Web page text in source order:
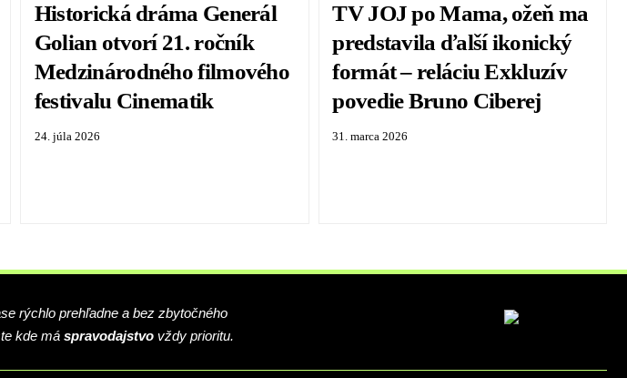
Historická dráma Generál
Golian otvorí 21. ročník
Medzinárodného filmového
festivalu Cinematik
24. júla 2026
TV JOJ po Mama, ožeň ma
predstavila ďalší ikonický
formát – reláciu Exkluzív
povedie Bruno Ciberej
31. marca 2026
rýchlo prehľadne a bez zbytočného
kde má spravodajstvo vždy prioritu.